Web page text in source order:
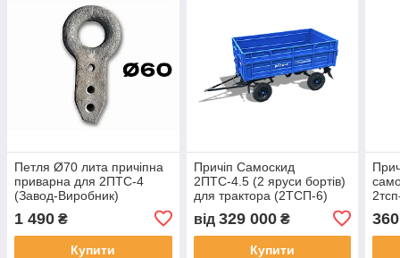
Петля Ø70 лита причіпна
приварна для 2ПТС-4
(Завод-Виробник)
1 490 ₴
Купити
Причіп Самоскид
2ПТС-4.5 (2 яруси бортів)
для трактора (2ТСП-6)
від 329 000₴
Купити